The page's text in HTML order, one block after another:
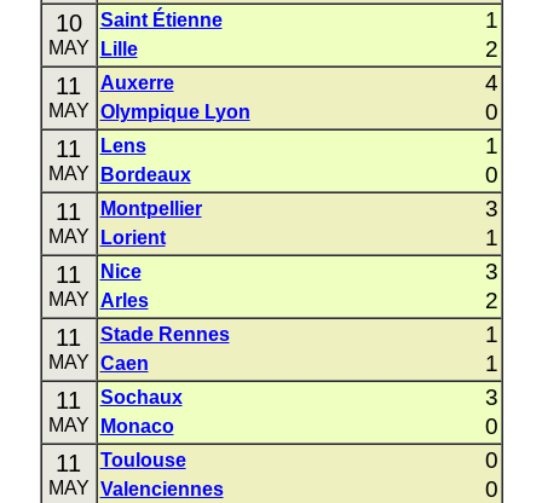
10
MAY
Saint Étienne 1
Lille 2
11
MAY
Auxerre 4
Olympique Lyon 0
11
MAY
Lens 1
Bordeaux 0
11
MAY
Montpellier 3
Lorient 1
11
MAY
Nice 3
Arles 2
11
MAY
Stade Rennes 1
Caen 1
11
MAY
Sochaux 3
Monaco 0
11
MAY
Toulouse 0
Valenciennes 0